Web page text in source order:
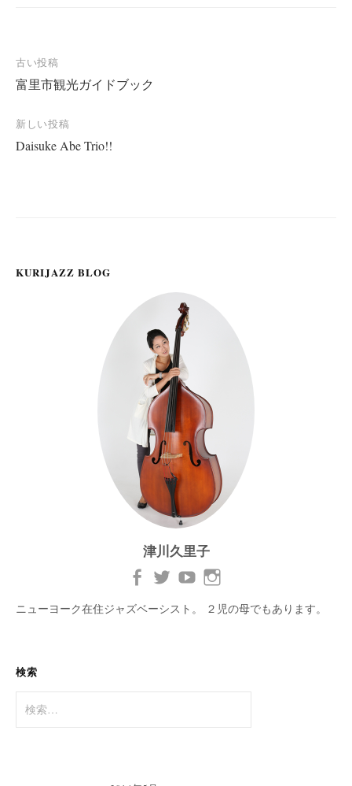
投
稿
ナ
ビ
古い投稿
富里市観光ガイドブック
新しい投稿
Daisuke Abe Trio!!
KURIJAZZ BLOG
津川久里子
ニューヨーク在住ジャズベーシスト。 ２児の母でもあります。
検索
索: